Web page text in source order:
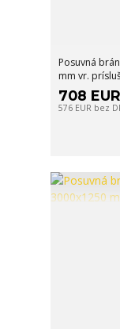
Posuvná
mm vr.
708
576 EUR bez